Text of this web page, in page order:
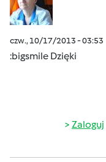
czw., 10/17/2013 - 03:53
:bigsmile Dzięki
Zaloguj